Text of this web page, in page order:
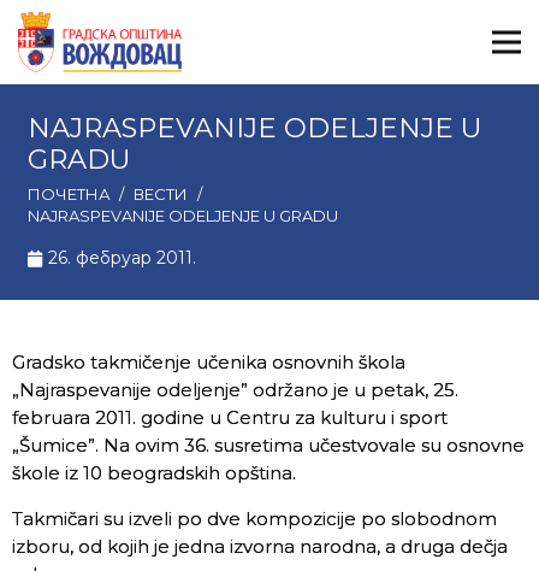
NAJRASPEVANIJE ODELJENJE U
GRADU
ПОЧЕТНА / ВЕСТИ
/
NAJRASPEVANIJE ODELJENJE U GRADU
26. фебруар 2011.
Gradsko takmičenje učenika osnovnih škola
„Najraspevanije odeljenje” održano je u petak, 25.
februara 2011. godine u Centru za kulturu i sport
„Šumice”. Na ovim 36. susretima učestvovale su osnovne
škole iz 10 beogradskih opština.
Takmičari su izveli po dve kompozicije po slobodnom
izboru, od kojih je jedna izvorna narodna, a druga dečja